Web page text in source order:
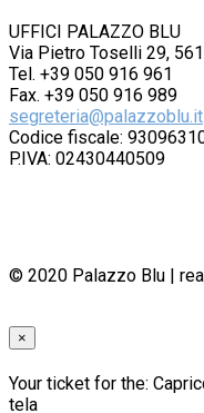
UFFICI PALAZZO BLU
Via Pietro Toselli 29,
Tel. +39 050 916 961
Fax. +39 050 916 989
segreteria@palazzoblu.it
Codice fiscale:
P.IVA: 02430440509
© 2020 Palazzo Blu |
×
Your ticket for the:
tela